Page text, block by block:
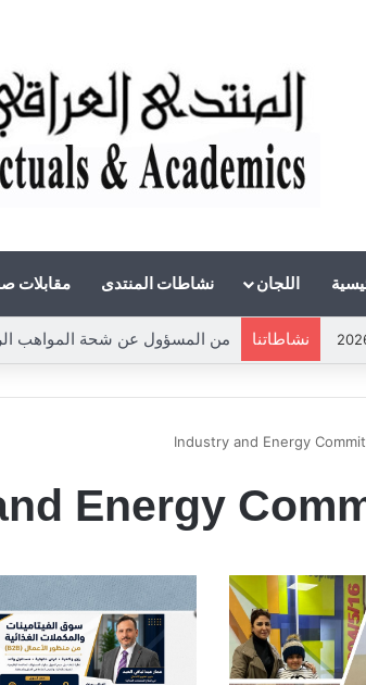
اللجان نشاطات المنتدى مقابلات
نشاطاتنا من المسؤول عن شحة المواهب
Industry and Energy
Energy